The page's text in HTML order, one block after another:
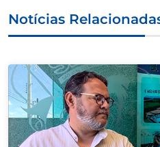
Notícias